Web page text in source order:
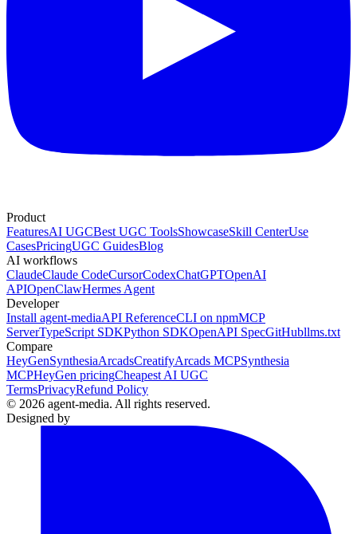
Product
FeaturesAI UGCBest UGC ToolsShowcaseSkill CenterUse
CasesPricingUGC GuidesBlog
AI workflows
ClaudeClaude CodeCursorCodexChatGPTOpenAI
APIOpenClawHermes Agent
Developer
Install agent-mediaAPI ReferenceCLI on npmMCP
ServerTypeScript SDKPython SDKOpenAPI SpecGitHubllms.txt
Compare
HeyGenSynthesiaArcadsCreatifyArcads MCPSynthesia
MCPHeyGen pricingCheapest AI UGC
TermsPrivacyRefund Policy
© 2026 agent-media. All rights reserved.
Designed by